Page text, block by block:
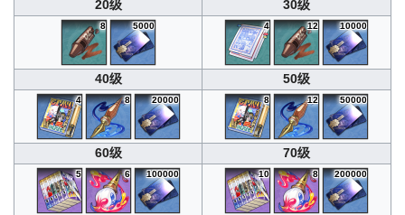
20级 30级
8 5000 4 12 10000
40级 50级
4 8 20000 8 12 50000
60级 70级
5 6 100000 10 8 200000